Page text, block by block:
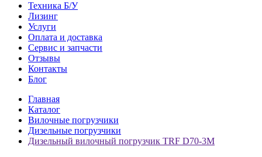
Техника Б/У
Лизинг
Услуги
Оплата и доставка
Сервис и запчасти
Отзывы
Контакты
Блог
Главная
Каталог
Вилочные погрузчики
Дизельные погрузчики
Дизельный вилочный погрузчик TRF D70-3M